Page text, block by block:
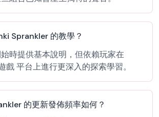
Sprankler 的教學？
時提供基本說明，但依賴玩家在
戲 平台上進行更深入的探索學習。
的更新發佈頻率如何？